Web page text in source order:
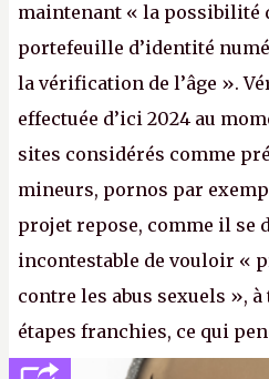
maintenant « la possibilité
portefeuille d’identité
la vérification de l’âge ».
effectuée d’ici 2024 au
sites considérés comme
mineurs, pornos par
projet repose, comme il se
incontestable de vouloir «
contre les abus sexuels »,
étapes franchies, ce qui
internautes est à n'en point